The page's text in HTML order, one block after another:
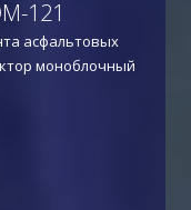
121
асфальтовых
моноблочный